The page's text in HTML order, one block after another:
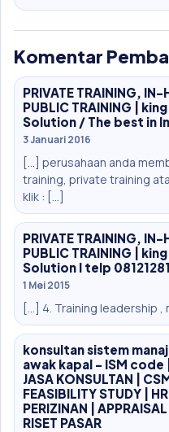
Komentar
PRIVATE TRAINING, IN-
PUBLIC TRAINING |
Solution / The best in
3 Januari 2016
[…] perusahaan anda
training, private training
klik : […]
PRIVATE TRAINING, IN-
PUBLIC TRAINING |
Solution I telp
1 Mei 2015
[…] 4. Training leadership ,
konsultan sistem
awak kapal - ISM code
JASA KONSULTAN |
FEASIBILITY STUDY |
PERIZINAN |
RISET PASAR